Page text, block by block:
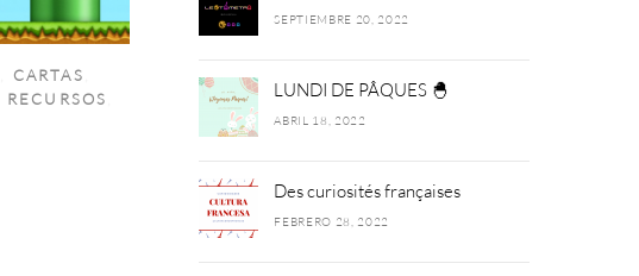
CARTAS
RECURSOS
SEPTIEMBRE 20, 2022
LUNDI DE PÂQUES 🐣
ABRIL 18, 2022
Des curiosités françaises
FEBRERO 28, 2022